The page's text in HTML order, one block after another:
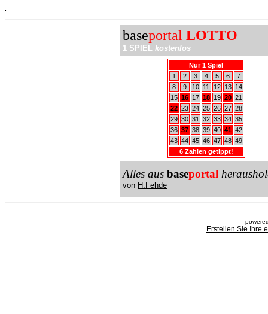
baseportal LOTTO
1 SPIEL kostenlos
Nur 1 Spiel
1
2 3 4 5 6
7
8
9 10 11 12 13
14
15 16 17 18 19 20 21
22 23 24 25 26 27 28
29 30 31 32 33 34 35
36 37 38 39 40 41 42
43 44 45 46 47 48 49
6 Zahlen getippt!
Alles aus baseportal
von H.Fehde
Erstellen Sie Ihre